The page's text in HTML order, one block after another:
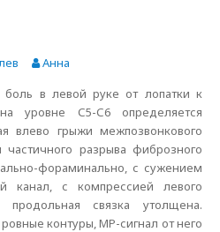
Анна
в левой руке от лопатки к
уровне С5-С6 определяется
влево грыжи межпозвонкового
разрыва фиброзного
фораминально, с сужением
канал, с компрессией левого
связка утолщена.
контуры, МР-сигнал от него